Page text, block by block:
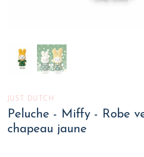
JUST DUTCH
Peluche - Miffy - Robe
chapeau jaune